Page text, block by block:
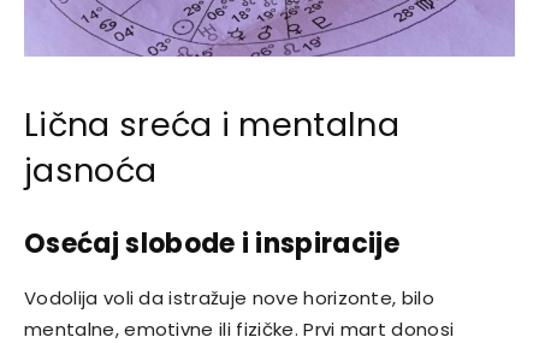
Lična sreća i mentalna
jasnoća
Osećaj slobode i inspiracije
Vodolija voli da istražuje nove horizonte, bilo
mentalne, emotivne ili fizičke. Prvi mart donosi